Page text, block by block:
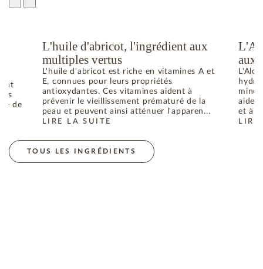
de
L'huile d'abricot, l'ingrédient aux
multiples vertus
L'huile d'abricot est riche en vitamines A et
E, connues pour leurs propriétés
antioxydantes. Ces vitamines aident à
prévenir le vieillissement prématuré de la
peau et peuvent ainsi atténuer l'apparen...
LIRE LA SUITE
: L'HUILE D'ABRICOT, L'INGRÉDIENT AUX
aux
et à
:
TOUS LES INGRÉDIENTS